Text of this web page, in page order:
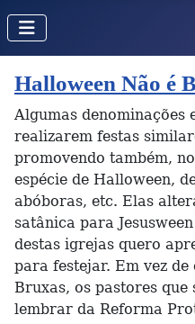
Halloween Não é
Algumas denominações
realizarem festas
promovendo também,
espécie de Halloween,
abóboras, etc. Elas
satânica para
destas igrejas quero
para festejar. Em vez
Bruxas, os pastores que
lembrar da Reforma